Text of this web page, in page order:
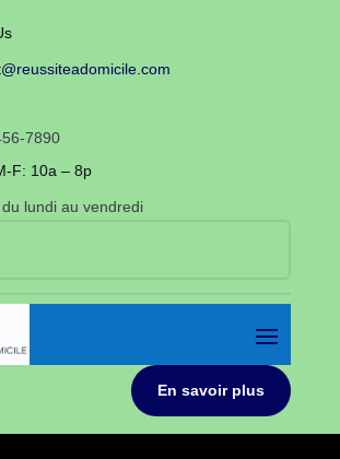
7890
F: 10a – 8p
lundi au vendredi
En savoir plus